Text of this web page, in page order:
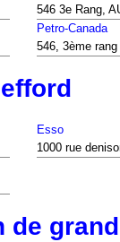
546 3e Rang,
Petro-Canada
546, 3ème rang
Esso
1000 rue
de